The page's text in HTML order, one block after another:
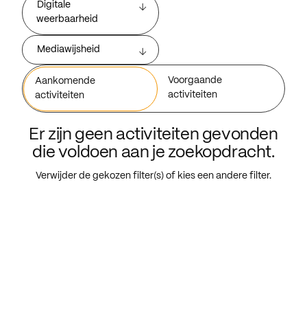
Digitale
weerbaarheid
Mediawijsheid
Aankomende
activiteiten
Voorgaande
activiteiten
Er zijn geen activiteiten gevonden
die voldoen aan je zoekopdracht.
Verwijder de gekozen filter(s) of kies een andere filter.